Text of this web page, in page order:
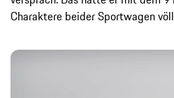
Charaktere beider Sportwagen